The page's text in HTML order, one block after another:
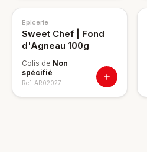
Épicerie
Sweet Chef | Fond
d'Agneau 100g
Colis de Non
spécifié
Ref. AR02027